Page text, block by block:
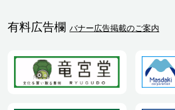
有料広告欄 バナー広告掲載のご案内